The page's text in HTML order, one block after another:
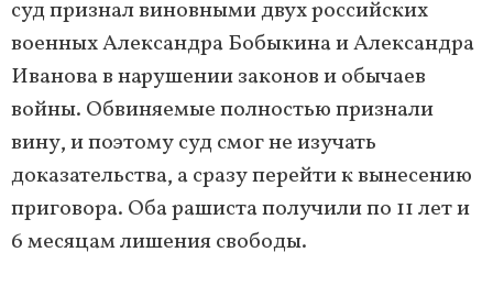
суд признал виновными двух российских
военных Александра Бобыкина и Александра
Иванова в нарушении законов и обычаев
войны. Обвиняемые полностью признали
вину, и поэтому суд смог не изучать
доказательства, а сразу перейти к вынесению
приговора. Оба рашиста получили по 11 лет и
6 месяцам лишения свободы.